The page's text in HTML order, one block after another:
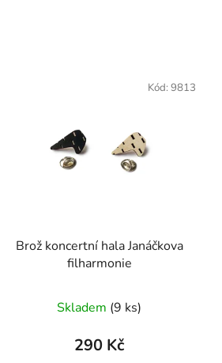
Brož koncertní hala Janáčkova
filharmonie
hodnocení
produktu
Skladem (9 ks)
290 Kč
Kód: 9813